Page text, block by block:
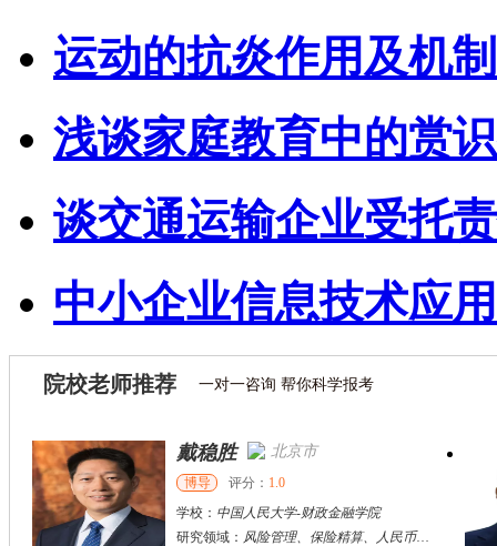
运动的抗炎作用及机
浅谈家庭教育中的赏
谈交通运输企业受托
中小企业信息技术应
院校老师推荐 一对一咨询 帮你科学报考
戴稳胜 北京市
博导 评分： 1.0
学校： 中国人民大学-财政金融学院
研究领域： 风险管理、保险精算、人民币国际化